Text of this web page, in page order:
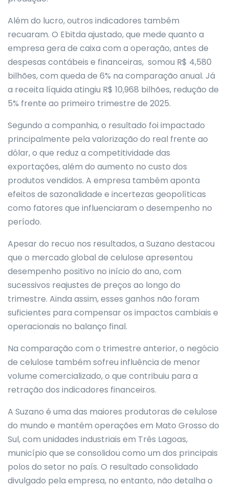
Além do lucro, outros indicadores também
recuaram. O Ebitda ajustado, que mede quanto a
empresa gera de caixa com a operação, antes de
despesas contábeis e financeiras, somou R$ 4,580
bilhões, com queda de 6% na comparação anual. Já
a receita líquida atingiu R$ 10,968 bilhões, redução de
5% frente ao primeiro trimestre de 2025.
Segundo a companhia, o resultado foi impactado
principalmente pela valorização do real frente ao
dólar, o que reduz a competitividade das
exportações, além do aumento no custo dos
produtos vendidos. A empresa também aponta
efeitos de sazonalidade e incertezas geopolíticas
como fatores que influenciaram o desempenho no
período.
Apesar do recuo nos resultados, a Suzano destacou
que o mercado global de celulose apresentou
desempenho positivo no início do ano, com
sucessivos reajustes de preços ao longo do
trimestre. Ainda assim, esses ganhos não foram
suficientes para compensar os impactos cambiais e
operacionais no balanço final.
Na comparação com o trimestre anterior, o negócio
de celulose também sofreu influência de menor
volume comercializado, o que contribuiu para a
retração dos indicadores financeiros.
A Suzano é uma das maiores produtoras de celulose
do mundo e mantém operações em Mato Grosso do
Sul, com unidades industriais em Três Lagoas,
município que se consolidou como um dos principais
polos do setor no país. O resultado consolidado
divulgado pela empresa, no entanto, não detalha o